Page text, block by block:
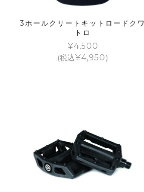
3ホールクリートキットロードクワ
トロ
¥4,500
(税込¥4,950)